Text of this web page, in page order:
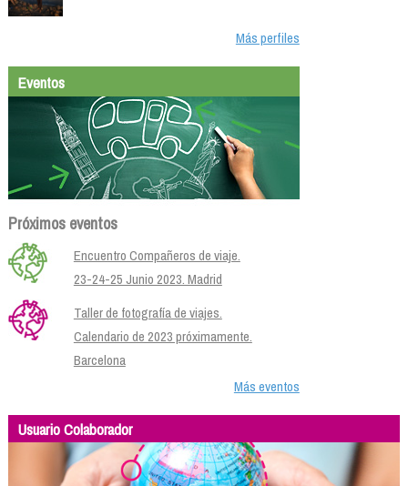
Más perfiles
Eventos
Próximos eventos
Encuentro Compañeros de viaje.
23-24-25 Junio 2023. Madrid
Taller de fotografía de viajes.
Calendario de 2023 próximamente.
Barcelona
Más eventos
Usuario Colaborador